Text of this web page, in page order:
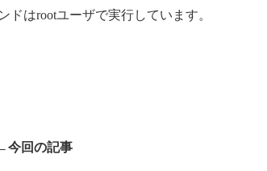
はrootユーザで実行しています。
今回の記事